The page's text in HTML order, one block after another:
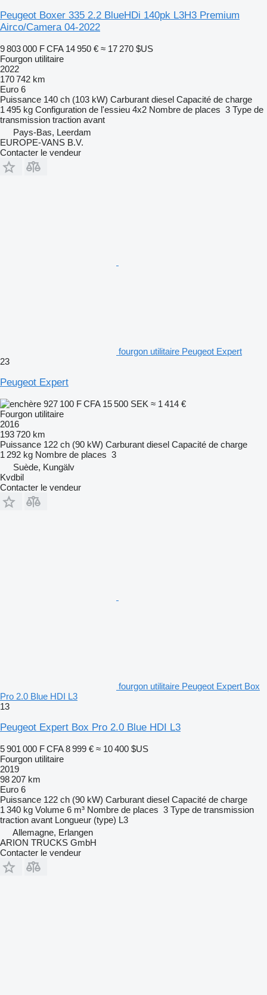
Peugeot Boxer 335 2.2 BlueHDi 140pk L3H3 Premium
Airco/Camera 04-2022
9 803 000 F CFA 14 950 € ≈ 17 270 $US
Fourgon utilitaire
2022
170 742 km
Euro 6
Puissance 140 ch (103 kW) Carburant diesel Capacité de charge
1 495 kg Configuration de l'essieu 4x2 Nombre de places 3 Type de
transmission traction avant
Pays-Bas, Leerdam
EUROPE-VANS B.V.
Contacter le vendeur
fourgon utilitaire Peugeot Expert
23
Peugeot Expert
927 100 F CFA 15 500 SEK ≈ 1 414 €
Fourgon utilitaire
2016
193 720 km
Puissance 122 ch (90 kW) Carburant diesel Capacité de charge
1 292 kg Nombre de places 3
Suède, Kungälv
Kvdbil
Contacter le vendeur
fourgon utilitaire Peugeot Expert Box
Pro 2.0 Blue HDI L3
13
Peugeot Expert Box Pro 2.0 Blue HDI L3
5 901 000 F CFA 8 999 € ≈ 10 400 $US
Fourgon utilitaire
2019
98 207 km
Euro 6
Puissance 122 ch (90 kW) Carburant diesel Capacité de charge
1 340 kg Volume 6 m³ Nombre de places 3 Type de transmission
traction avant Longueur (type) L3
Allemagne, Erlangen
ARION TRUCKS GmbH
Contacter le vendeur